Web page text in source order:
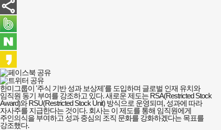
한미그룹이 '주식 기반 성과 보상제'를 도입하며 글로벌 인재 유치와
임직원 동기 부여를 강조하고 있다. 새로운 제도는 RSA(Restricted Stock
Award)와 RSU(Restricted Stock Unit) 방식으로 운영되며, 성과에 따라
자사주를 지급한다는 것이다. 회사는 이 제도를 통해 임직원에게
주인의식을 부여하고 성과 중심의 조직 문화를 강화하겠다는 목표를
강조했다.